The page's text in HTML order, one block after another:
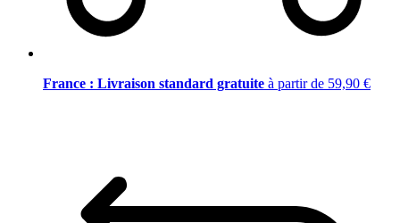
France : Livraison standard gratuite à partir de 59,90 €